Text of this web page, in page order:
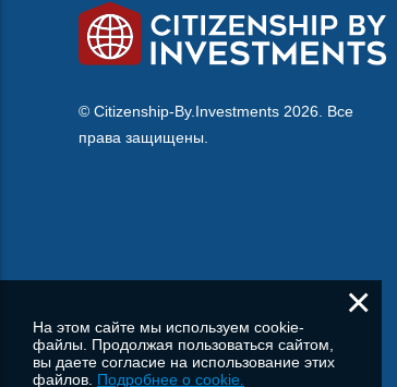
© Citizenship-By.Investments 2026. Все
права защищены.
×
На этом сайте мы используем cookie-
файлы. Продолжая пользоваться сайтом,
вы даете согласие на использование этих
файлов. Подробнее о cookie.